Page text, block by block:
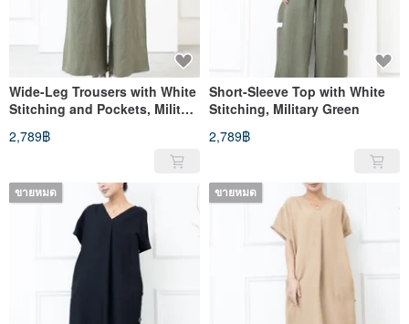
Wide-Leg Trousers with White
Stitching and Pockets, Military
2,789฿
Short-Sleeve Top with White
Stitching, Military Green
2,789฿
ขายหมด ขายหมด